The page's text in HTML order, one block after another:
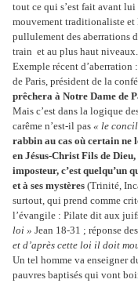
tout ce qui s’est fait avant
mouvement traditionaliste et
pullulement des aberrations
train et au plus haut niveaux.
Exemple récent
de Paris, président de la
prêchera à Notre Dame de
Mais c’est dans la logique
carême n’est-il pas « le
rabbin au cas où certain ne
en Jésus-Christ Fils de Dieu,
imposteur, c’est quelqu’un
et à ses mystères (Trinité,
surtout, qui prend comme
l’évangile : Pilate dit aux
loi » Jean 18-31 ; réponse
et d’après cette loi il doit
Un tel homme va enseigner
pauvres baptisés qui vont